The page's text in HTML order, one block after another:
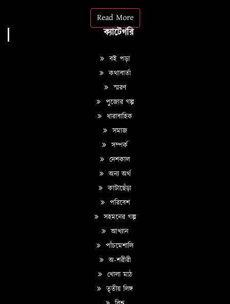
Read More
ক্যাটেগরি
বই পড়া
কথাবার্তা
স্মরণ
পুজোর গল্প
ধারাবাহিক
সমাজ
সম্পর্ক
দেশকাল
অন্য অর্থ
কাটাছেঁড়া
পরিবেশ
সহমনের গল্প
আখ্যান
পাঁচমেশালি
অ-শরীরী
খোলা মাঠ
তৃতীয় লিঙ্গ